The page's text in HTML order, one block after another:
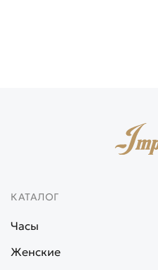
КАТАЛОГ
Часы
Женские